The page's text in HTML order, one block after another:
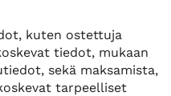
kuten ostettuja
tiedot, mukaan
sekä maksamista,
tarpeelliset